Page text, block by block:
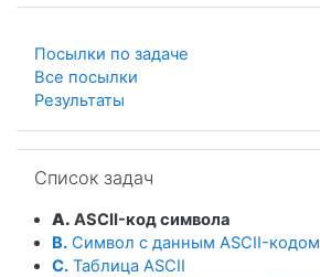
Посылки по задаче
Все посылки
Результаты
Список задач
A. ASCII-код символа
B. Символ с данным ASCII-кодом
C. Таблица ASCII